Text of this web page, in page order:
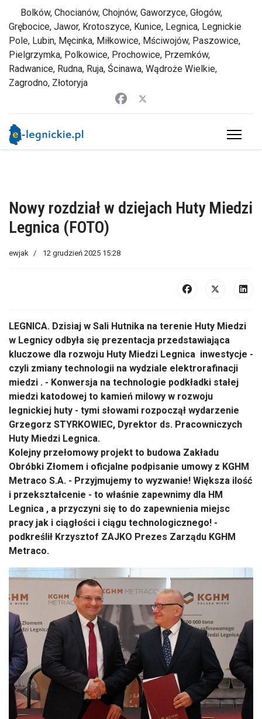
Bolków, Chocianów, Chojnów, Gaworzyce, Głogów,
Grębocice, Jawor, Krotoszyce, Kunice, Legnica, Legnickie
Pole, Lubin, Męcinka, Miłkowice, Mściwojów, Paszowice,
Pielgrzymka, Polkowice, Prochowice, Przemków,
Radwanice, Rudna, Ruja, Ścinawa, Wądroże Wielkie,
Zagrodno, Złotoryja
Nowy rozdział w dziejach Huty Miedzi
Legnica (FOTO)
ewjak 12 grudzień 2025 15:28
LEGNICA. Dzisiaj w Sali Hutnika na terenie Huty Miedzi
w Legnicy odbyła się prezentacja przedstawiająca
kluczowe dla rozwoju Huty Miedzi Legnica inwestycje -
czyli zmiany technologii na wydziale elektrorafinacji
miedzi . - Konwersja na technologie podkładki stałej
miedzi katodowej to kamień milowy w rozwoju
legnickiej huty - tymi słowami rozpoczął wydarzenie
Grzegorz STYRKOWIEC, Dyrektor ds. Pracowniczych
Huty Miedzi Legnica.
Kolejny przełomowy projekt to budowa Zakładu
Obróbki Złomem i oficjalne podpisanie umowy z KGHM
Metraco S.A. - Przyjmujemy to wyzwanie! Większa ilość
i przekształcenie - to właśnie zapewnimy dla HM
Legnica , a przyczyni się to do zapewnienia miejsc
pracy jak i ciągłości i ciągu technologicznego! -
podkreślił Krzysztof ZAJKO Prezes Zarządu KGHM
Metraco.